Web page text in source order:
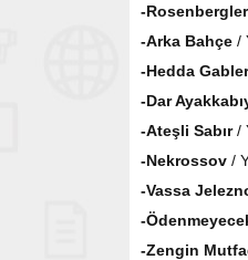
-
-Arka Bahçe /
-Hedda Gabler
-Dar
-Ateşli Sabır/
-Nekrossov /
-Vassa
-
-Zengin